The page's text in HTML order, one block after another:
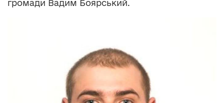
громади Вадим Боярський.